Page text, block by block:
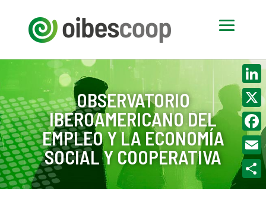
OBSERVATORIO
IBEROAMERICANO DEL
EMPLEO Y LA ECONOMÍA
SOCIAL Y COOPERATIVA
X
Email